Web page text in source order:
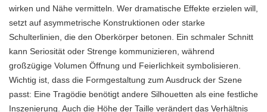
wirken und Nähe vermitteln. Wer dramatische Effekte erzielen will,
setzt auf asymmetrische Konstruktionen oder starke
Schulterlinien, die den Oberkörper betonen. Ein schmaler Schnitt
kann Seriosität oder Strenge kommunizieren, während
großzügige Volumen Öffnung und Feierlichkeit symbolisieren.
Wichtig ist, dass die Formgestaltung zum Ausdruck der Szene
passt: Eine Tragödie benötigt andere Silhouetten als eine festliche
Inszenierung. Auch die Höhe der Taille verändert das Verhältnis